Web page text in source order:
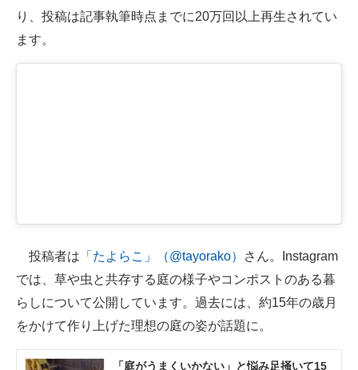
マーケ×ITの今がよく分かる
ITエンジニア向け専門サイト
り、投稿は記事執筆時点までに20万回以上再生されてい
ます。
投稿者は 「たよらこ」（@tayorako）
さん。Instagram
では、草や虫と共存する庭の様子やコンポストのある暮
らしについて公開しています。過去には、約15年の歳月
をかけて作り上げた理想の庭の姿が話題に。
「庭がうまくいかない」と悩み足掻いて15